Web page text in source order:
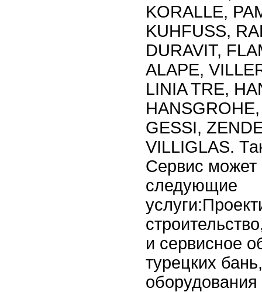
KORALLE,
KUHFUSS,
DURAVIT,
ALAPE,
LINIA TRE,
GESSI,
VILLIGLAS.
Сервис
следующие
и сервисное
турецких
оборудования